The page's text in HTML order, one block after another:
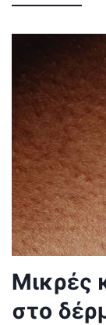
Μικρές
στο